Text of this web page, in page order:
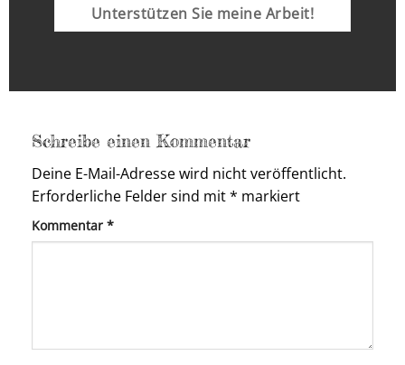
Unterstützen Sie meine Arbeit!
Schreibe einen Kommentar
Deine E-Mail-Adresse wird nicht veröffentlicht.
Erforderliche Felder sind mit* markiert
Kommentar *